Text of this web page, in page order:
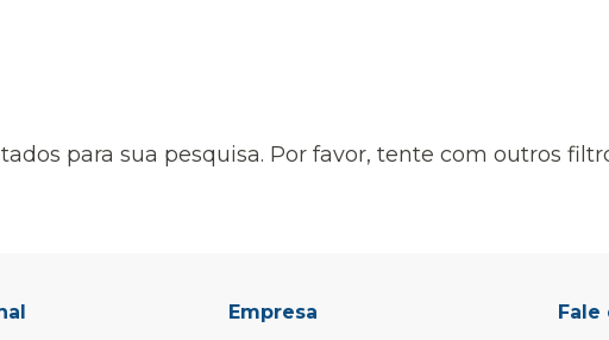
para sua pesquisa. Por favor, tente com outros
Empresa
Fale